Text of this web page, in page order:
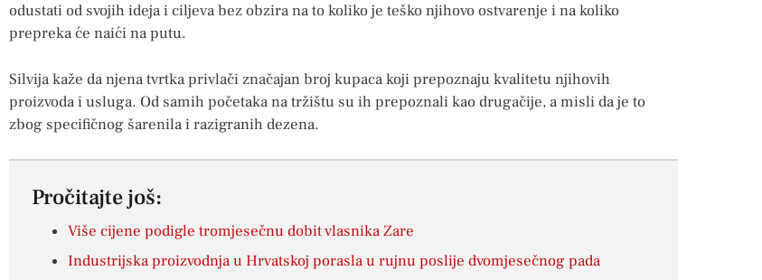
odustati od svojih ideja i ciljeva bez obzira na to koliko je teško njihovo ostvarenje i na koliko
prepreka će naići na putu.
Silvija kaže da njena tvrtka privlači značajan broj kupaca koji prepoznaju kvalitetu njihovih
proizvoda i usluga. Od samih početaka na tržištu su ih prepoznali kao drugačije, a misli da je to
zbog specifičnog šarenila i razigranih dezena.
Pročitajte još:
Više cijene podigle tromjesečnu dobit vlasnika Zare
Industrijska proizvodnja u Hrvatskoj porasla u rujnu poslije dvomjesečnog pada